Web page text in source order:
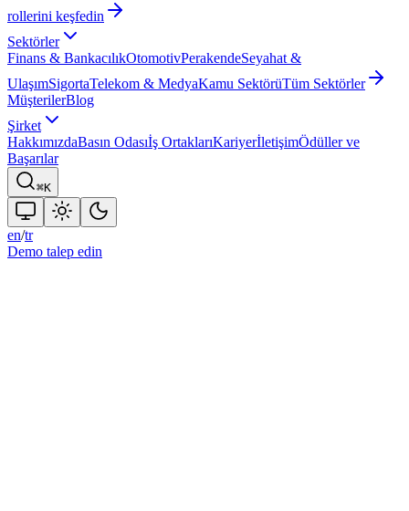
rollerini keşfedin
Sektörler
Finans & BankacılıkOtomotivPerakendeSeyahat &
UlaşımSigortaTelekom & MedyaKamu SektörüTüm Sektörler
MüşterilerBlog
Şirket
HakkımızdaBasın Odasıİş OrtaklarıKariyerİletişimÖdüller ve
Başarılar
⌘K
en/tr
Demo talep edin